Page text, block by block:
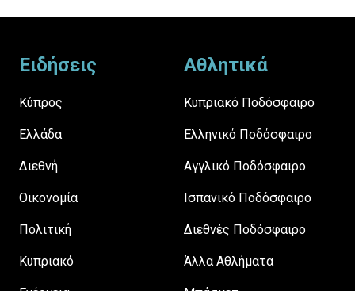
Ειδήσεις
Κύπρος
Ελλάδα
Διεθνή
Οικονομία
Πολιτική
Κυπριακό
Αθλητικά
Κυπριακό Ποδόσφαιρο
Ελληνικό Ποδόσφαιρο
Αγγλικό Ποδόσφαιρο
Ισπανικό Ποδόσφαιρο
Διεθνές Ποδόσφαιρο
Άλλα Αθλήματα